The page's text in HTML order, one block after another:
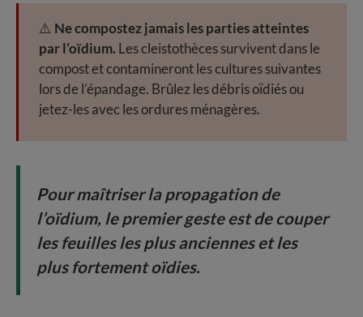
⚠️ Ne compostez jamais les parties atteintes
par l’oïdium. Les cleistothèces survivent dans le
compost et contamineront les cultures suivantes
lors de l’épandage. Brûlez les débris oïdiés ou
jetez-les avec les ordures ménagères.
Pour maîtriser la propagation de
l’oïdium, le premier geste est de couper
les feuilles les plus anciennes et les
plus fortement oïdies.